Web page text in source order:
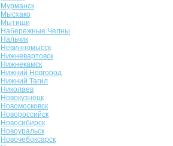
Мурманск
Мысхако
Мытищи
Набережные Челны
Нальчик
Невинномысск
Нижневартовск
Нижнекамск
Нижний Новгород
Нижний Тагил
Николаев
Новокузнецк
Новомосковск
Новороссийск
Новосибирск
Новоуральск
Новочебоксарск